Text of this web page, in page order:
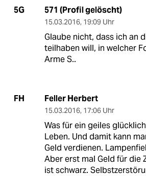
5G 571 (Profil gelöscht)
15.03.2016, 19:09 Uhr
Glaube nicht, dass ich an
teilhaben will, in welcher
Arme S..
FH Feller Herbert
15.03.2016, 17:06 Uhr
Was für ein geiles
Leben. Und damit kann
Geld verdienen.
Aber erst mal Geld für die
ist schwarz.